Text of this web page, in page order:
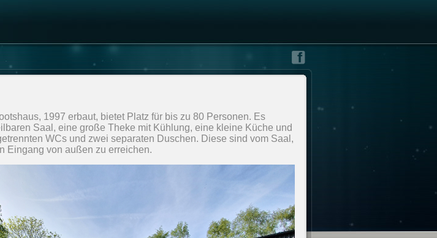
1997 erbaut, bietet Platz für bis zu 80 Personen. Es
Saal, eine große Theke mit Kühlung, eine kleine Küche und
WCs und zwei separaten Duschen. Diese sind vom Saal,
Eingang von außen zu erreichen.